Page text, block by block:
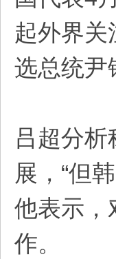
起外界关
选总统尹
吕超分
展，“但
他表示，
作。